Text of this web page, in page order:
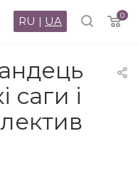
0
RU | UA
саги і